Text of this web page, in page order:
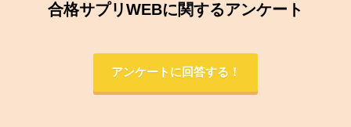
合格サプリWEBに関するアンケート
アンケートに回答する！